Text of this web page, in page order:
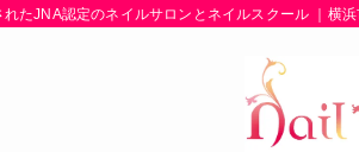
たJNA認定のネイルサロンとネイルスクール ｜横